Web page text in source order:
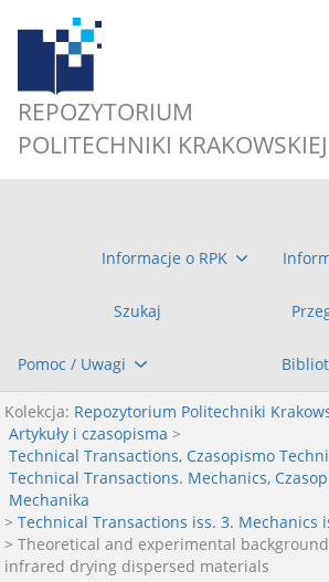
REPOZYTORIUM
POLITECHNIKI KRAKOWSKIEJ
Informacje o RPK
Szukaj
Pomoc / Uwagi
Kolekcja: Repozytorium Politechniki
Artykuły i czasopisma >
Technical Transactions, Czasopismo
Technical Transactions. Mechanics,
Mechanika
> Technical Transactions iss. 3. Mechanics
> Theoretical and experimental
infrared drying dispersed materials